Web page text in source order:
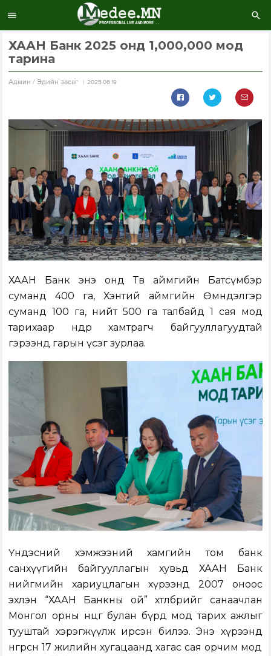
ХААН Банк 2025 онд 1,000,000 мод
тарина
Aдмин / Эдийн засаг 2025.06.19
ХААН Банк энэ онд Төв аймгийн Батсүмбэр
суманд 400 га, Хэнтий аймгийн Өмнөдэлгэр
суманд 100 га, нийт 500 га талбайд 1 сая мод
тарихаар өнөөдөр хамтрагч байгууллагуудтай
гэрээнд гарын үсэг зурлаа.
Үндэсний хэмжээний хамгийн том банк
санхүүгийн байгууллагын хувьд ХААН Банк
нийгмийн хариуцлагын хүрээнд 2007 оноос
эхлэн “ХААН Банкны ой” хөтөлбөрийг санаачлан
Монгол орны өнцөг булан бүрд мод тарих ажлыг
тууштай хэрэгжүүлж ирсэн билээ. Энэ хүрээнд
өнгөрсөн 17 жилийн хугацаанд хагас сая орчим мод